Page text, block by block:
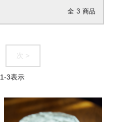
全 3 商品
次 >
1-3表示